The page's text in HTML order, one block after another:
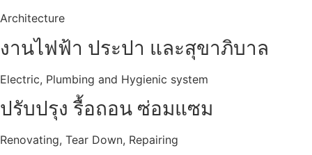
Architecture
งานไฟฟ้า ประปา และสุขาภิบาล
Electric, Plumbing and Hygienic system
ปรับปรุง รื้อถอน ซ่อมแซม
Renovating, Tear Down, Repairing